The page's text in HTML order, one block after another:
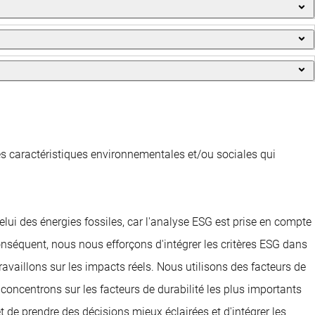
nettement meilleure que l'indice de référence.
pour investir dans la croissance, l'évolution historique des
de cette stratégie axée sur la durabilité présente un
meilleurs pays et titres dans l'univers des marchés
faible et une empreinte environnementale nettement
présentant des valorisations attractives, diversifié
supérieures sur un vaste éventail de critères
une performance supérieure à l'indice.
caractéristiques environnementales et/ou sociales qui
des énergies fossiles, car l'analyse ESG est prise en compte
nous nous efforçons d'intégrer les critères ESG dans
sur les impacts réels. Nous utilisons des facteurs de
sur les facteurs de durabilité les plus importants
prendre des décisions mieux éclairées et d'intégrer les